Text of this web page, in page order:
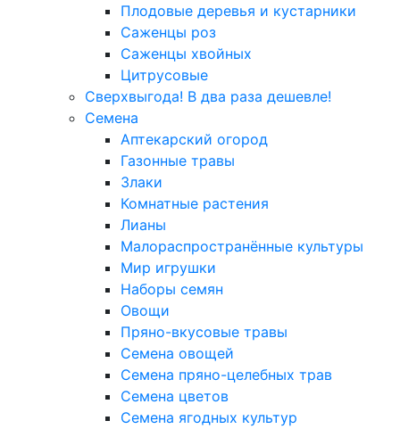
Плодовые деревья и кустарники
Саженцы роз
Саженцы хвойных
Цитрусовые
Сверхвыгода! В два раза дешевле!
Семена
Аптекарский огород
Газонные травы
Злаки
Комнатные растения
Лианы
Малораспространённые культуры
Мир игрушки
Наборы семян
Овощи
Пряно-вкусовые травы
Семена овощей
Семена пряно-целебных трав
Семена цветов
Семена ягодных культур